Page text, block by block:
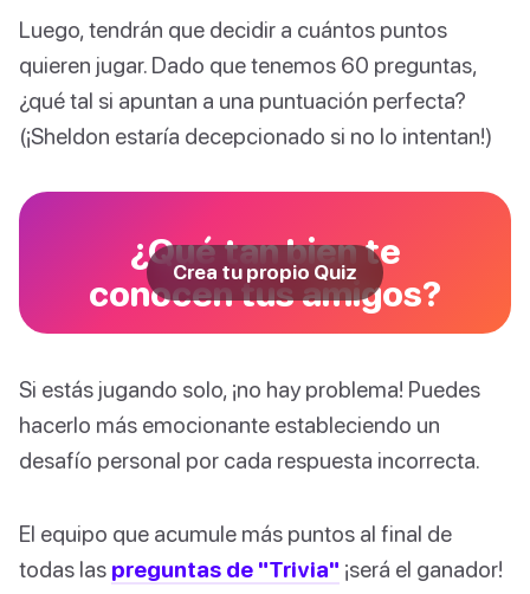
Luego, tendrán que decidir a cuántos puntos
quieren jugar. Dado que tenemos 60 preguntas,
¿qué tal si apuntan a una puntuación perfecta?
(¡Sheldon estaría decepcionado si no lo intentan!)
¿Qué tan bien te
conocen tus amigos?
Crea tu propio Quiz
Si estás jugando solo, ¡no hay problema! Puedes
hacerlo más emocionante estableciendo un
desafío personal por cada respuesta incorrecta.
El equipo que acumule más puntos al final de
todas las preguntas de "Trivia" ¡será el ganador!